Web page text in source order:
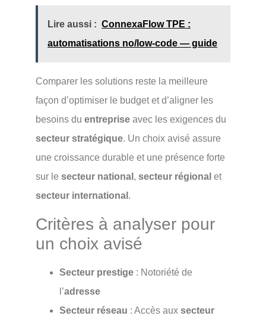
Lire aussi : ConnexaFlow TPE :
automatisations no/low-code — guide
Comparer les solutions reste la meilleure
façon d’optimiser le budget et d’aligner les
besoins du entreprise avec les exigences du
secteur stratégique. Un choix avisé assure
une croissance durable et une présence forte
sur le secteur national , secteur régional et
secteur international .
Critères à analyser pour
un choix avisé
Secteur prestige : Notoriété de
l’adresse
Secteur réseau : Accès aux secteur